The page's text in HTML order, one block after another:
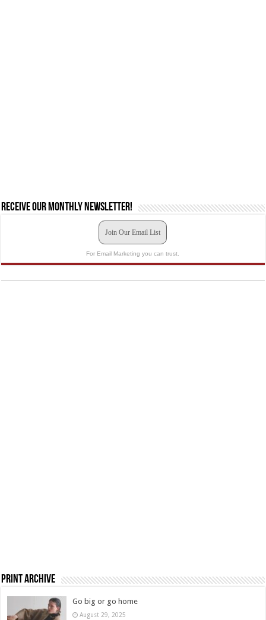
Receive our monthly newsletter!
Join Our Email List
For Email Marketing you can trust.
Print Archive
Go big or go home
August 29, 2025